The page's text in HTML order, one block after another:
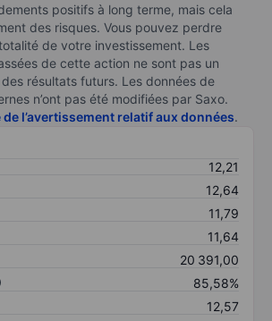
positifs à long terme, mais cela
des risques. Vous pouvez perdre
de votre investissement. Les
de cette action ne sont pas un
résultats futurs. Les données de
n’ont pas été modifiées par Saxo.
l’avertissement relatif aux données.
12,21
12,64
11,79
11,64
20 391,00
85,58%
12,57